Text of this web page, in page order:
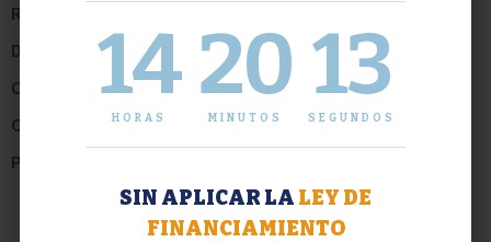
Rel. con la Comunidad y B. Estudiantil
Dirección de Gestión
Contrataciones
Cooperadora
Plano de Evacuación
14
HORAS
20
MINUTOS
13
SEGUNDOS
SIN APLICAR LA LEY DE
FINANCIAMIENTO